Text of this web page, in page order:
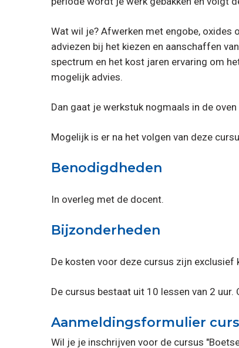
Wat wil je? Afwerken met engobe, oxides
adviezen bij het kiezen en aanschaffen
spectrum en het kost jaren ervaring om
mogelijk advies.
Dan gaat je werkstuk nogmaals in de
Mogelijk is er na het volgen van deze
Benodigdheden
In overleg met de docent.
Bijzonderheden
De kosten voor deze cursus zijn exclusief
De cursus bestaat uit 10 lessen van 2
Aanmeldingsformulier
Wil je je inschrijven voor de cursus